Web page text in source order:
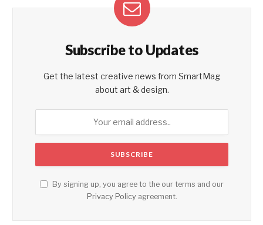
Subscribe to Updates
Get the latest creative news from SmartMag
about art & design.
By signing up, you agree to the our terms and our
Privacy Policyagreement.